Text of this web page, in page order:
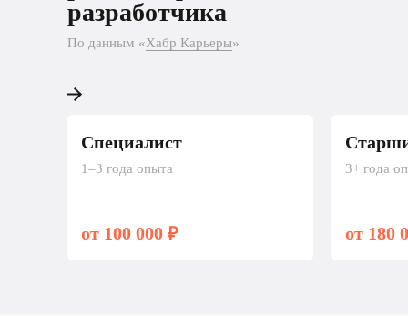
разработчика
По данным «Хабр Карьеры»
По данным «Хабр Карьеры»
Специалист
1–3 года опыта
от 100 000 ₽
3+ года
от 180